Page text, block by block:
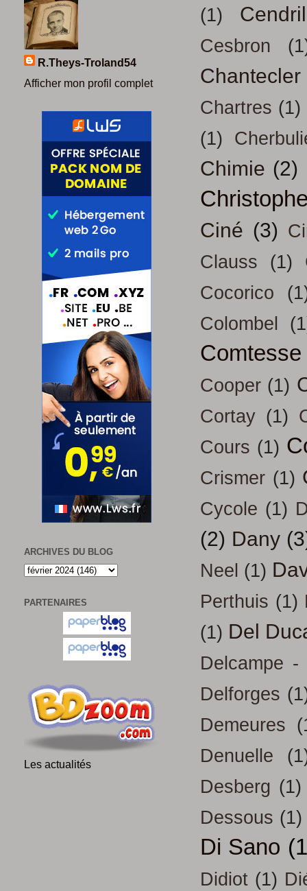
(1)
Cesbron
Chantecler
Chartres (1)
(1)
Chimie (2)
Ciné (3)
Clauss
(1)
Cocorico
Colombel
Cooper (1)
Cortay (1)
Cours (1)
Crismer (1)
Cycole (1)
(2) Dany
Neel (1)
Perthuis (1)
(1) Del
Delcampe -
Delforges
Demeures
Denuelle
Desberg (1)
Dessous (1)
Di Sano
Didiot (1)
R.Theys-Troland54
Afficher mon profil complet
ARCHIVES DU BLOG
PARTENAIRES
Les actualités